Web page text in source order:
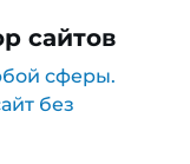
сайтов
сферы.
без